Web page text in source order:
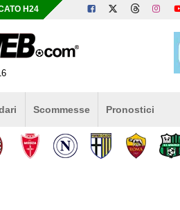
H24
Scommesse Pronostici